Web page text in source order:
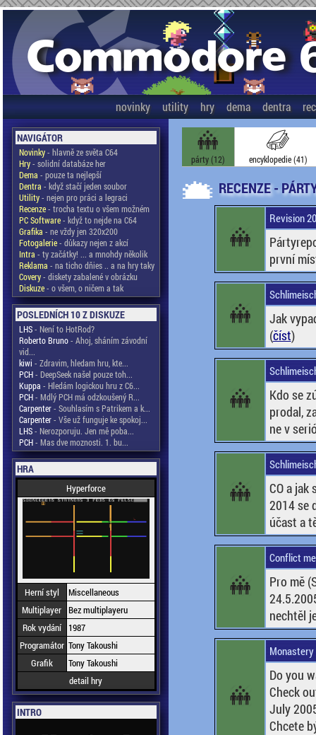
novinky utility hry dema dentra
NAVIGÁTOR
Novinky- hlavně ze světa C64
Hry- solidní databáze her
Dema - pouze ta nejlepší
Dentra - když stačí jeden soubor
Utility- nejen pro práci a legraci
Recenze- trocha textu o všem možném
PC Software- když to nejde na C64
Grafika - ne vždy jen 320x200
Fotogalerie- důkazy nejen z akcí
Intra - ty začátky! ... a mnohdy několik
Reklama - na ticho dňies .. a na hry taky
Covery- diskety zabalené v obrázku
Diskuze- o všem, o ničem a tak
POSLEDNÍCH 10 Z DISKUZE
LHS- Není to HotRod?
Roberto Bruno- Ahoj, sháním závodní
vid...
kiwi - Zdravim, hledam hru, kte...
PCH- DeepSeek našel pouze toh...
Kuppa - Hledám logickou hru z C6...
PCH- Mdlý PCH má odzkoušený R...
Carpenter- Souhlasím s Patrikem a k...
Carpenter- Vše už funguje ke spokoj...
LHS- Nerozporuju. Jen mě poba...
PCH- Mas dve moznosti. 1. bu...
HRA
Hyperforce
Herní styl
Miscellaneous
Multiplayer Bez multiplayeru
Rok vydání
1987
Programátor Tony Takoushi
Grafik
Tony Takoushi
detail hry
INTRO
párty (12) encyklopedie (41)
RECENZE -
Revision
první
Jak
(číst)
Kdo se
prodal,
ne v
CO a jak
2014 se
účast a
Conflict
Pro mě
nechtěl
Monastery
Do you
Check
July
Chcete